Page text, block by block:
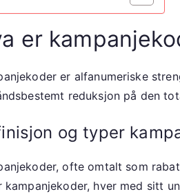
er
er alfanumeriske
reduksjon på den
og typer
ofte omtalt som
kampanjekoder, hver med sitt